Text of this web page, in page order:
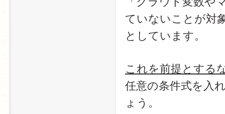
ていないことが対
としています。
これを前提とする
任意の条件式を入
ょう。